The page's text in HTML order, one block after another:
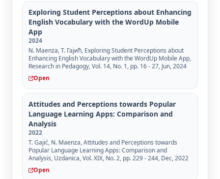
Exploring Student Perceptions about Enhancing
English Vocabulary with the WordUp Mobile
App
2024
N. Maenza, Т. Гајић, Exploring Student Perceptions about
Enhancing English Vocabulary with the WordUp Mobile App,
Research in Pedagogy, Vol. 14, No. 1, pp. 16 - 27, Jun, 2024
Open
Attitudes and Perceptions towards Popular
Language Learning Apps: Comparison and
Analysis
2022
T. Gajić, N. Maenza, Attitudes and Perceptions towards
Popular Language Learning Apps: Comparison and
Analysis, Uzdanica, Vol. XIX, No. 2, pp. 229 - 244, Dec, 2022
Open